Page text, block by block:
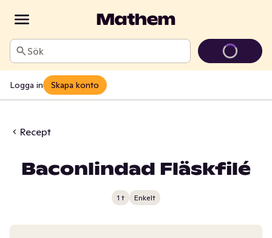
Sök
Logga in Skapa konto
Recept
Baconlindad Fläskfilé
1 t Enkelt